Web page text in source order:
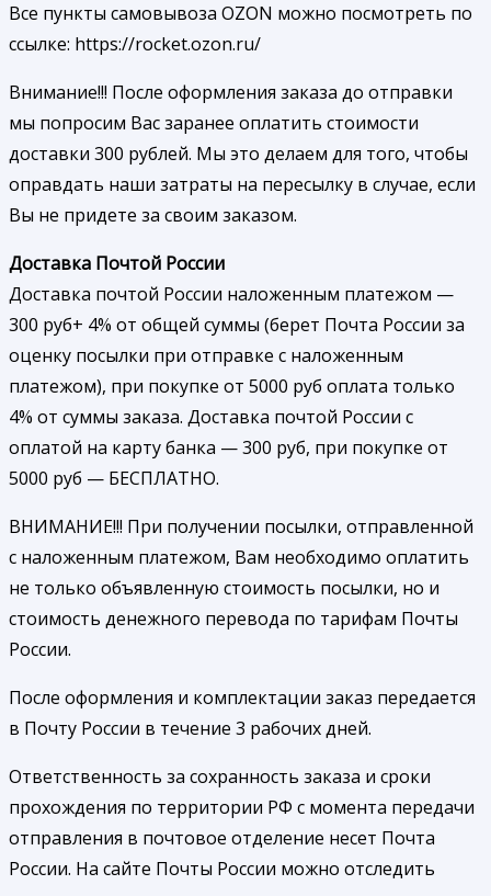
Все пункты самовывоза OZON можно посмотреть по
ссылке: https://rocket.ozon.ru/
Внимание!!! После оформления заказа до отправки
мы попросим Вас заранее оплатить стоимости
доставки 300 рублей. Мы это делаем для того, чтобы
оправдать наши затраты на пересылку в случае, если
Вы не придете за своим заказом.
Доставка Почтой России
Доставка почтой России наложенным платежом —
300 руб+ 4% от общей суммы (берет Почта России за
оценку посылки при отправке с наложенным
платежом), при покупке от 5000 руб оплата только
4% от суммы заказа. Доставка почтой России с
оплатой на карту банка — 300 руб, при покупке от
5000 руб — БЕСПЛАТНО.
ВНИМАНИЕ!!! При получении посылки, отправленной
с наложенным платежом, Вам необходимо оплатить
не только объявленную стоимость посылки, но и
стоимость денежного перевода по тарифам Почты
России.
После оформления и комплектации заказ передается
в Почту России в течение 3 рабочих дней.
Ответственность за сохранность заказа и сроки
прохождения по территории РФ с момента передачи
отправления в почтовое отделение несет Почта
России. На сайте Почты России можно отследить